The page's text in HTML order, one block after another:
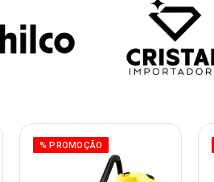
% PROMOÇÃO